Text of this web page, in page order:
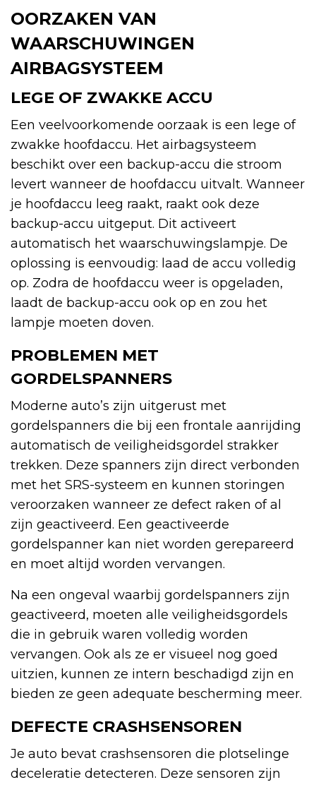
OORZAKEN VAN
WAARSCHUWINGEN
AIRBAGSYSTEEM
LEGE OF ZWAKKE ACCU
Een veelvoorkomende oorzaak is een lege of
zwakke hoofdaccu. Het airbagsysteem
beschikt over een backup-accu die stroom
levert wanneer de hoofdaccu uitvalt. Wanneer
je hoofdaccu leeg raakt, raakt ook deze
backup-accu uitgeput. Dit activeert
automatisch het waarschuwingslampje. De
oplossing is eenvoudig: laad de accu volledig
op. Zodra de hoofdaccu weer is opgeladen,
laadt de backup-accu ook op en zou het
lampje moeten doven.
PROBLEMEN MET
GORDELSPANNERS
Moderne auto’s zijn uitgerust met
gordelspanners die bij een frontale aanrijding
automatisch de veiligheidsgordel strakker
trekken. Deze spanners zijn direct verbonden
met het SRS-systeem en kunnen storingen
veroorzaken wanneer ze defect raken of al
zijn geactiveerd. Een geactiveerde
gordelspanner kan niet worden gerepareerd
en moet altijd worden vervangen.
Na een ongeval waarbij gordelspanners zijn
geactiveerd, moeten alle veiligheidsgordels
die in gebruik waren volledig worden
vervangen. Ook als ze er visueel nog goed
uitzien, kunnen ze intern beschadigd zijn en
bieden ze geen adequate bescherming meer.
DEFECTE CRASHSENSOREN
Je auto bevat crashsensoren die plotselinge
deceleratie detecteren. Deze sensoren zijn